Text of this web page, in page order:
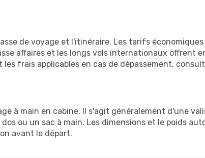
de voyage et l'itinéraire. Les tarifs économiques
affaires et les longs vols internationaux offrent
frais applicables en cas de dépassement,
à main en cabine. Il s'agit généralement d'une
ou un sac à main. Les dimensions et le poids
avant le départ.